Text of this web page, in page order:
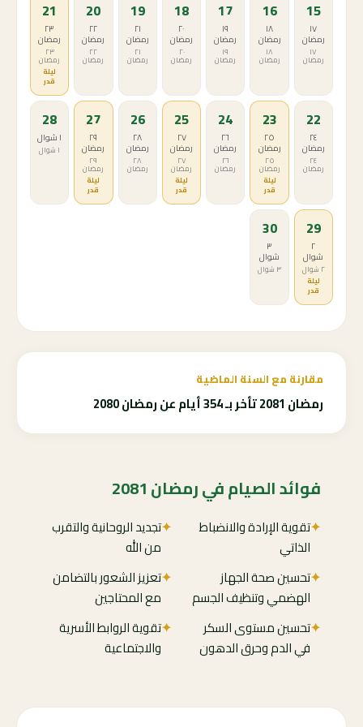
15
١٧
رمضان
١٧
رمضان
16
١٨
رمضان
١٨
رمضان
17
١٩
رمضان
١٩
رمضان
18
٢٠
رمضان
٢٠
رمضان
19
٢١
رمضان
٢١
رمضان
20
٢٢
رمضان
٢٢
رمضان
21
٢٣
رمضان
٢٣
رمضان
ليلة
قدر
22
٢٤
رمضان
٢٤
رمضان
23
٢٥
رمضان
٢٥
رمضان
ليلة
قدر
24
٢٦
رمضان
٢٦
رمضان
25
٢٧
رمضان
٢٧
رمضان
ليلة
قدر
26
٢٨
رمضان
٢٨
رمضان
27
٢٩
رمضان
٢٩
رمضان
ليلة
قدر
28
١ شوال
١ شوال
29
٢
شوال
٢ شوال
ليلة
قدر
30
٣
شوال
٣ شوال
مقارنة مع السنة الماضية
رمضان 2081 تأخر بـ 354 أيام عن رمضان 2080
فوائد الصيام في رمضان 2081
✦تقوية الإرادة والانضباط
الذاتي
✦تجديد الروحانية والتقرب
من الله
✦تحسين صحة الجهاز
الهضمي وتنظيف الجسم
✦تعزيز الشعور بالتضامن
مع المحتاجين
✦تحسين مستوى السكر
في الدم وحرق الدهون
✦تقوية الروابط الأسرية
والاجتماعية